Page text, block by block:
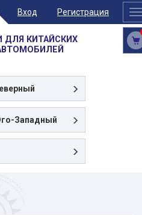
Вход Регистрация
ДЛЯ КИТАЙСКИХ
Западный